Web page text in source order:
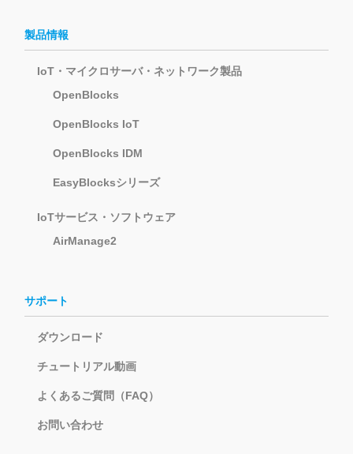
製品情報
IoT・マイクロサーバ・ネットワーク製品
OpenBlocks
OpenBlocks IoT
OpenBlocks IDM
EasyBlocksシリーズ
IoTサービス・ソフトウェア
AirManage2
サポート
ダウンロード
チュートリアル動画
よくあるご質問（FAQ）
お問い合わせ